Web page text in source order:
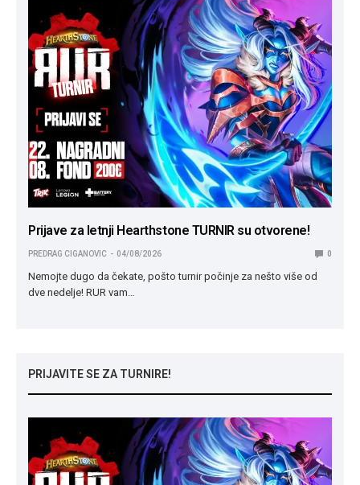
Prijave za letnji Hearthstone TURNIR su otvorene!
PREDRAG CIGANOVIC 04/08/2026 0
Nemojte dugo da čekate, pošto turnir počinje za nešto više od
dve nedelje! RUR vam…
PRIJAVITE SE ZA TURNIRE!